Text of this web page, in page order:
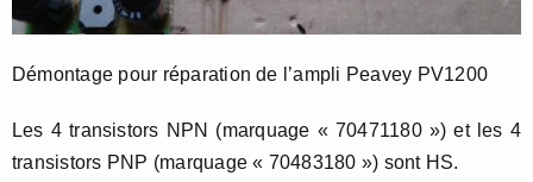
Démontage pour réparation de l’ampli Peavey PV1200
Les 4 transistors NPN (marquage « 70471180 ») et les 4
transistors PNP (marquage « 70483180 ») sont HS.